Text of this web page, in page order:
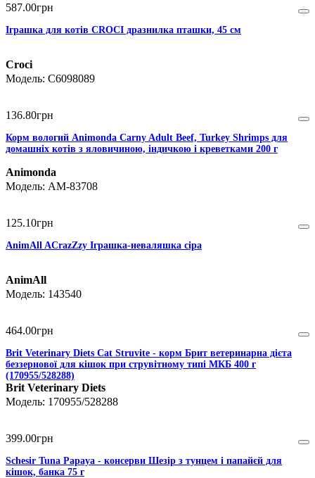
587.00грн
Іграшка для котів CROCI дразнилка пташки, 45 см
Croci
C6098089
136.80грн
Корм вологий Animonda Carny Adult Beef, Turkey Shrimps для
домашніх котів з яловичиною, індичкою і креветками 200 г
Animonda
AM-83708
125.10грн
AnimAll ACrazZzy Іграшка-неваляшка сіра
AnimAll
143540
464.00грн
Brit Veterinary Diets Cat Struvite - корм Брит ветеринарна дієта
беззернової для кішок при струвітному типі МКБ 400 г
(170955/528288)
Brit Veterinary Diets
170955/528288
399.00грн
Schesir Tuna Papaya - консерви Шезір з тунцем і папайєй для
кішок, банка 75 г